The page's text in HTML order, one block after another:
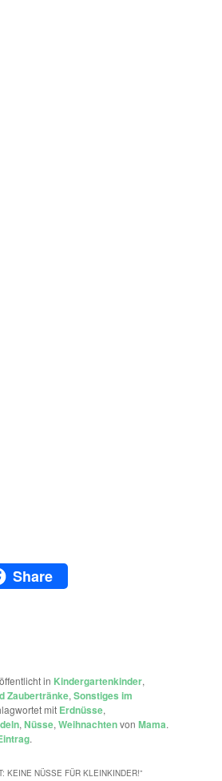
Share
in Kindergartenkinder,
Zaubertränke,Sonstiges im
mit Erdnüsse,
,Nüsse,WeihnachtenvonMama.
.
KEINE NÜSSE FÜR KLEINKINDER!”